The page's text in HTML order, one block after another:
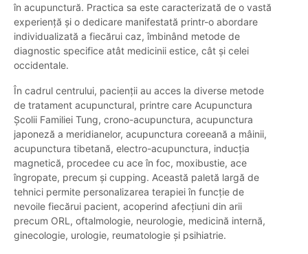
în acupunctură. Practica sa este caracterizată de o vastă
experiență și o dedicare manifestată printr-o abordare
individualizată a fiecărui caz, îmbinând metode de
diagnostic specifice atât medicinii estice, cât și celei
occidentale.
În cadrul centrului, pacienții au acces la diverse metode
de tratament acupunctural, printre care Acupunctura
Școlii Familiei Tung, crono-acupunctura, acupunctura
japoneză a meridianelor, acupunctura coreeană a mâinii,
acupunctura tibetană, electro-acupunctura, inducția
magnetică, procedee cu ace în foc, moxibustie, ace
îngropate, precum și cupping. Această paletă largă de
tehnici permite personalizarea terapiei în funcție de
nevoile fiecărui pacient, acoperind afecțiuni din arii
precum ORL, oftalmologie, neurologie, medicină internă,
ginecologie, urologie, reumatologie și psihiatrie.